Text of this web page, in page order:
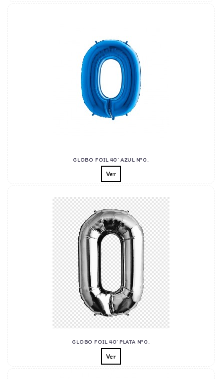
GLOBO FOIL 40' AZUL Nº0.
Ver
GLOBO FOIL 40' PLATA Nº0.
Ver